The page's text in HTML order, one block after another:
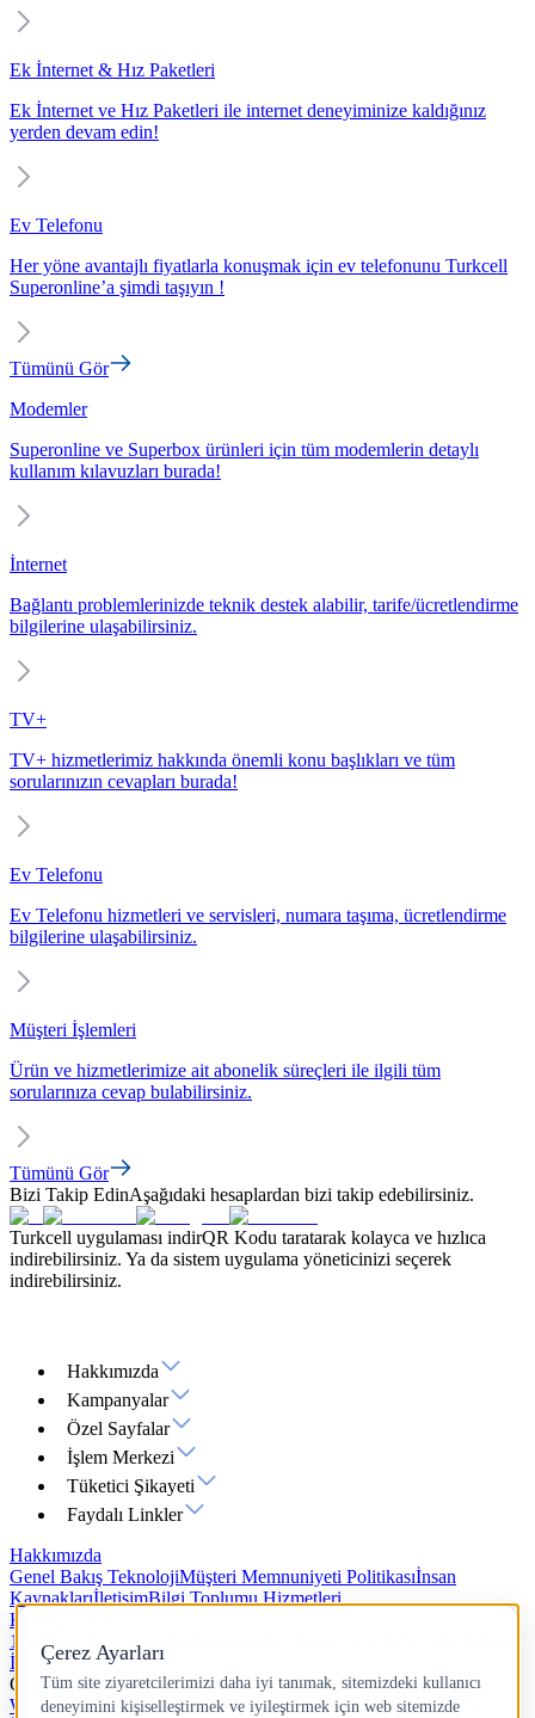
Ek İnternet & Hız Paketleri
Ek İnternet ve Hız Paketleri ile internet deneyiminize kaldığınız
yerden devam edin!
Ev Telefonu
Her yöne avantajlı fiyatlarla konuşmak için ev telefonunu Turkcell
Superonline’a şimdi taşıyın !
Tümünü Gör
Modemler
Superonline ve Superbox ürünleri için tüm modemlerin detaylı
kullanım kılavuzları burada!
İnternet
Bağlantı problemlerinizde teknik destek alabilir, tarife/ücretlendirme
bilgilerine ulaşabilirsiniz.
TV+
TV+ hizmetlerimiz hakkında önemli konu başlıkları ve tüm
sorularınızın cevapları burada!
Ev Telefonu
Ev Telefonu hizmetleri ve servisleri, numara taşıma, ücretlendirme
bilgilerine ulaşabilirsiniz.
Müşteri İşlemleri
Ürün ve hizmetlerimize ait abonelik süreçleri ile ilgili tüm
sorularınıza cevap bulabilirsiniz.
Tümünü Gör
Bizi Takip EdinAşağıdaki hesaplardan bizi takip edebilirsiniz.
Turkcell uygulaması indirQR Kodu taratarak kolayca ve hızlıca
indirebilirsiniz. Ya da sistem uygulama yöneticinizi seçerek
indirebilirsiniz.
Hakkımızda
Kampanyalar
Özel Sayfalar
İşlem Merkezi
Tüketici Şikayeti
Faydalı Linkler
Hakkımızda
Genel Bakış TeknolojiMüşteri Memnuniyeti Politikasıİnsan
KaynaklarıİletişimBilgi Toplumu Hizmetleri
Kampanyalar
100 Mbps İnternet
İnternet
Özel Sayfalar
Wi-Fi 7Yazlık İnternetHız Testi IP Adresi SorgulamaPing Testi